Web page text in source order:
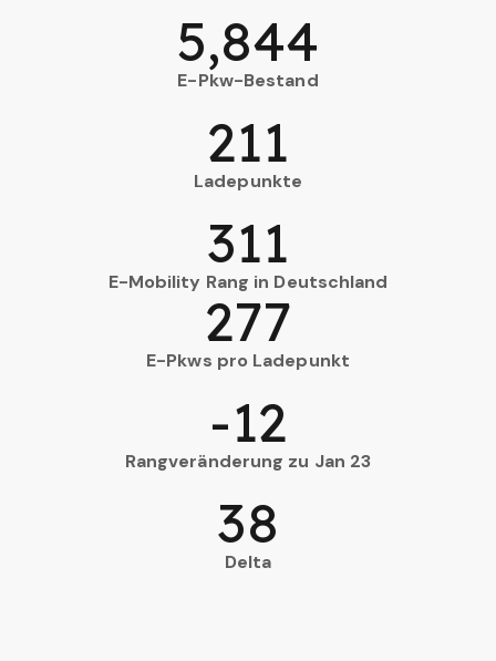
E-Pkw-Bestand
5,844
Ladepunkte
211
E-Mobility Rang in Deutschland
311
E-Pkws pro Ladepunkt
277
Rangveränderung zu Jan 23
-12
Delta
38